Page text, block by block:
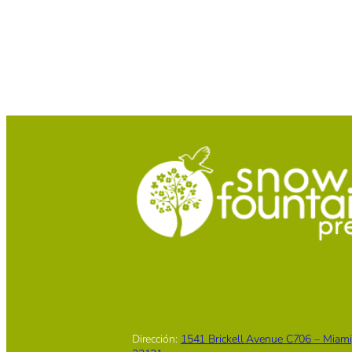
Dirección: 1541 Brickell Avenue C706 –